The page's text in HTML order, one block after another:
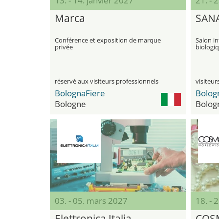
Marca
Conférence et exposition de marque
privée
réservé aux visiteurs professionnels
BolognaFiere
Bologne
Salon
03. - 05. mars 2027 18. -